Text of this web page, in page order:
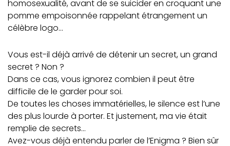
homosexualité, avant de se suicider en croquant une
pomme empoisonnée rappelant étrangement un
célèbre logo…
Vous est-il déjà arrivé de détenir un secret, un grand
secret ? Non ?
Dans ce cas, vous ignorez combien il peut être
difficile de le garder pour soi.
De toutes les choses immatérielles, le silence est l’une
des plus lourde à porter. Et justement, ma vie était
remplie de secrets…
Avez-vous déjà entendu parler de l’Enigma ? Bien sûr